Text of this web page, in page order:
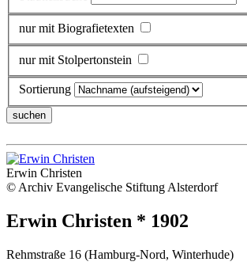
nur mit Biografietexten
nur mit Stolpertonstein
Sortierung
Erwin Christen
© Archiv Evangelische Stiftung Alsterdorf
Erwin Christen * 1902
Rehmstraße 16 (Hamburg-Nord, Winterhude)